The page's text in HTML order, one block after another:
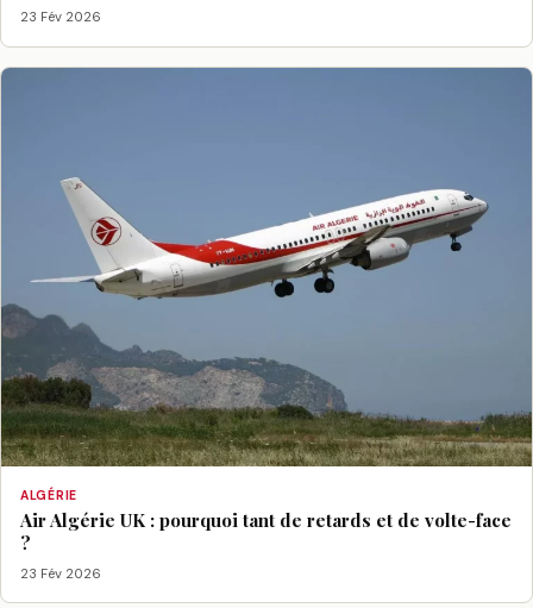
23 Fév 2026
ALGÉRIE
Air Algérie UK : pourquoi tant de retards et de volte-face
?
23 Fév 2026